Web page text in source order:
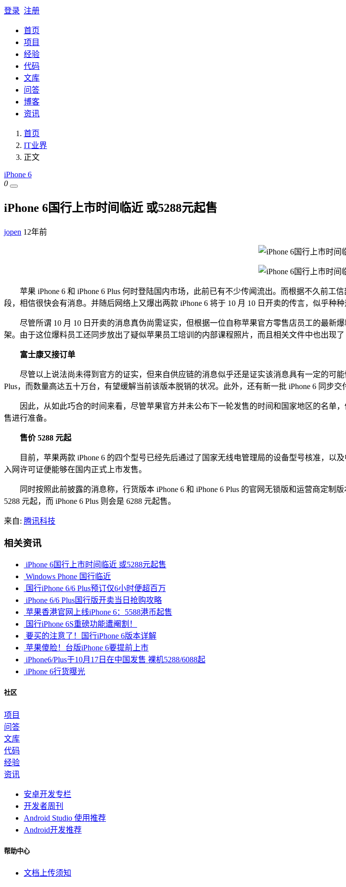
登录 注册
首页
项目
经验
代码
文库
问答
博客
资讯
首页
IT业界
正文
iPhone 6
0
iPhone 6国行上市时间临近 或5288元起售
jopen 12年前
苹果 iPhone 6 和 iPhone 6 Plus 何时登陆国内市场，此前已有不少传闻流出。而根据不久前工
段，相信很快会有消息。并随后网络上又爆出两款 iPhone 6 将于 10 月 10 日开卖的传言，似乎种
尽管所谓 10 月 10 日开卖的消息真伪尚需证实，但根据一位自称苹果官方零售店员工的最新爆
架。由于这位爆料员工还同步放出了疑似苹果员工培训的内部课程照片，而且相关文件中也出现了
富士康又接订单
尽管以上说法尚未得到官方的证实，但来自供应链的消息似乎还是证实该消息具有一定的可能
Plus，而数量高达五十万台，有望缓解当前该版本脱销的状况。此外，还有新一批 iPhone 6 同步交
因此，从如此巧合的时间来看，尽管苹果官方并未公布下一轮发售的时间和国家地区的名单，
售进行准备。
售价 5288 元起
目前，苹果两款 iPhone 6 的四个型号已经先后通过了国家无线电管理局的设备型号核准，以
入网许可证便能够在国内正式上市发售。
同时按照此前披露的消息称，行货版本 iPhone 6 和 iPhone 6 Plus 的官网无锁版和运营商定制
5288 元起，而 iPhone 6 Plus 则会是 6288 元起售。
来自: 腾讯科技
相关资讯
iPhone 6国行上市时间临近 或5288元起售
Windows Phone 国行临近
国行iPhone 6/6 Plus预订仅6小时便超百万
iPhone 6/6 Plus国行版开卖当日抢购攻略
苹果香港官网上线iPhone 6：5588港币起售
国行iPhone 6S重磅功能遭阉割！
要买的注意了！国行iPhone 6版本详解
苹果傻脸！台版iPhone 6要提前上市
iPhone6/Plus于10月17日在中国发售 裸机5288/6088起
iPhone 6行货曝光
社区
项目
问答
文库
代码
经验
资讯
安卓开发专栏
开发者周刊
Android Studio 使用推荐
Android开发推荐
帮助中心
文档上传须知